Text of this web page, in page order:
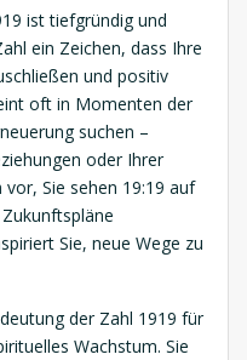
ist tiefgründig und
ein Zeichen, dass Ihre
und positiv
oft in Momenten der
suchen –
oder Ihrer
vor, Sie sehen 19:19 auf
Sie, neue Wege zu
der Zahl 1919 für
Wachstum. Sie